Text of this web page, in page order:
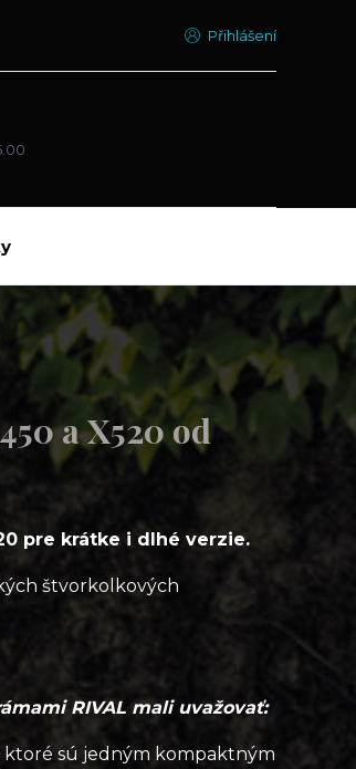
Přihlášení
a X520 od
pre krátke i dlhé verzie.
štvorkolkových
RIVAL mali uvažovať:
ktoré sú jedným kompaktným